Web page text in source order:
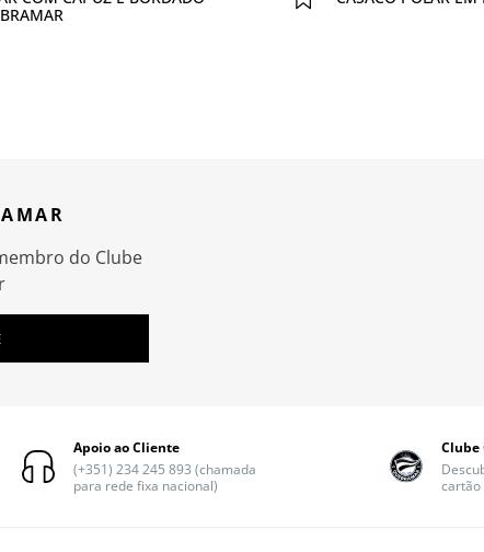
do Clube
Apoio ao Cliente
(+351) 234 245 893 (chamada
para rede fixa nacional)
Clube
cartão